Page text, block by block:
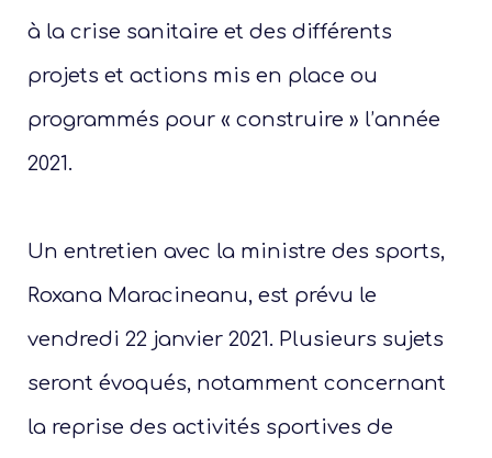
à la crise sanitaire et des différents
projets et actions mis en place ou
programmés pour « construire » l’année
2021.
Un entretien avec la ministre des sports,
Roxana Maracineanu, est prévu le
vendredi 22 janvier 2021. Plusieurs sujets
seront évoqués, notamment concernant
la reprise des activités sportives de